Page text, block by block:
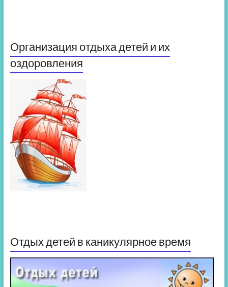
Организация отдыха детей и их
оздоровления
Отдых детей в каникулярное время